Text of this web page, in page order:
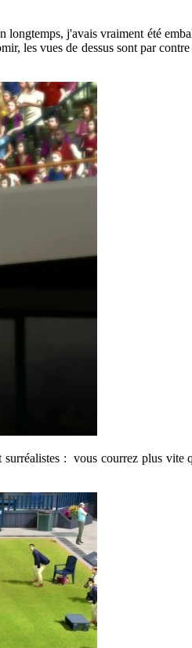
longtemps, j'avais vraiment été
les vues de dessus sont par
: vous courrez plus